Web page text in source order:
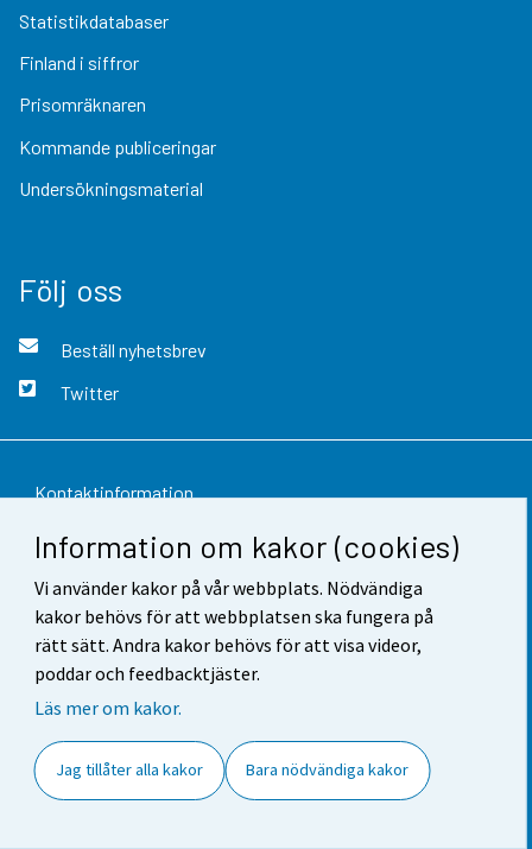
Information om kakor (cookies)
Vi använder kakor på vår webbplats. Nödvändiga
kakor behövs för att webbplatsen ska fungera på
rätt sätt. Andra kakor behövs för att visa videor,
poddar och feedbacktjäster.
Läs mer om kakor.
Jag tillåter alla kakor Bara nödvändiga kakor
Statistikdatabaser
Finland i siffror
Prisomräknaren
Kommande publiceringar
Undersökningsmaterial
Följ oss
Beställ nyhetsbrev
Twitter
Kontaktinformation
Respons
Användarvillkor
Dataskydd
Tillgänglighet
Cookie-inställningar